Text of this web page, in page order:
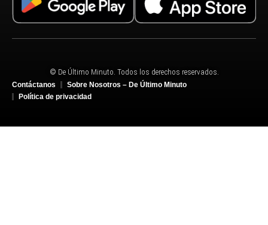
© De Último Minuto. Todos los derechos reservados.
Contáctanos
Sobre Nosotros – De Último Minuto
Política de privacidad